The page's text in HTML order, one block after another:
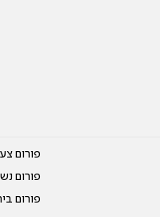
פורום
פורום
פורום